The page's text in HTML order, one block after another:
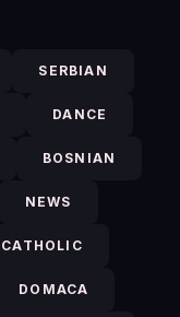
SERBIAN
DANCE
BOSNIAN
NEWS
CATHOLIC
DOMACA